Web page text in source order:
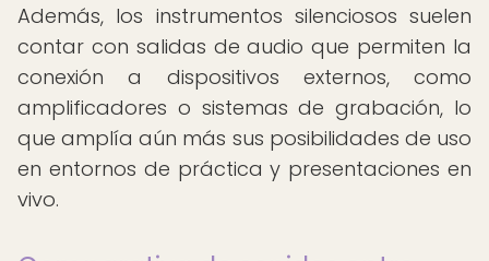
Además, los instrumentos silenciosos suelen
contar con salidas de audio que permiten la
conexión a dispositivos externos, como
amplificadores o sistemas de grabación, lo
que amplía aún más sus posibilidades de uso
en entornos de práctica y presentaciones en
vivo.